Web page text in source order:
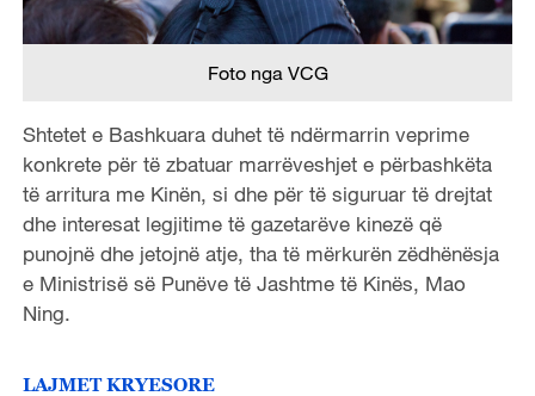
Foto nga VCG
Shtetet e Bashkuara duhet të ndërmarrin veprime
konkrete për të zbatuar marrëveshjet e përbashkëta
të arritura me Kinën, si dhe për të siguruar të drejtat
dhe interesat legjitime të gazetarëve kinezë që
punojnë dhe jetojnë atje, tha të mërkurën zëdhënësja
e Ministrisë së Punëve të Jashtme të Kinës, Mao
Ning.
LAJMET KRYESORE